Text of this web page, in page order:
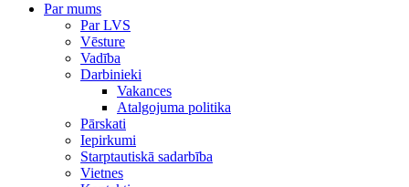
Par mums
Par LVS
Vēsture
Vadība
Darbinieki
Vakances
Atalgojuma politika
Pārskati
Iepirkumi
Starptautiskā sadarbība
Vietnes